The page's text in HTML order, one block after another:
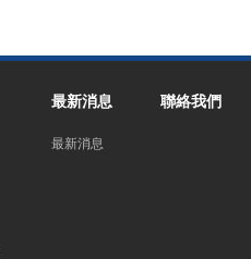
最新消息
最新消息
聯絡我們